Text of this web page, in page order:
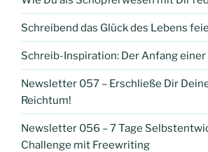
Schreibend das Glück des Lebens
Schreib-Inspiration: Der Anfang
Newsletter 057 – Erschließe Dir
Reichtum!
Newsletter 056 – 7 Tage
Challenge mit Freewriting